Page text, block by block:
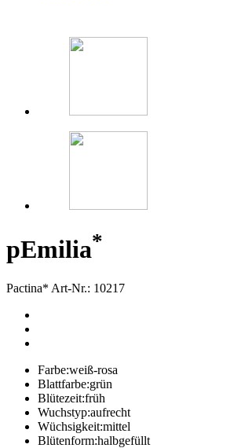
pEmilia*
Pactina* Art-Nr.: 10217
Farbe:weiß-rosa
Blattfarbe:grün
Blütezeit:früh
Wuchstyp:aufrecht
Wüchsigkeit:mittel
Blütenform:halbgefüllt